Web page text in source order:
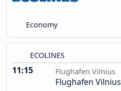
Economy
ECOLINES
11:15 Flughafen Vilnius
Flughafen Vilnius